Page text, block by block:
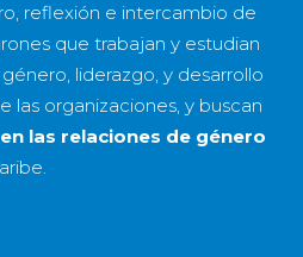
reflexión e intercambio de
que trabajan y estudian
liderazgo, y desarrollo
las organizaciones, y buscan
las relaciones de género